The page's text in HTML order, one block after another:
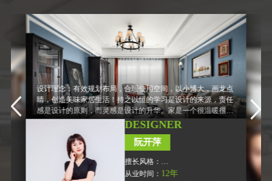
设计理念：设计源
明。用平静的心灵
净化，把气质和品
设计理念：有效规划布局，合理使用空间，以小博大，画龙点
睛，创造美味家居生活！持之以恒的学习是设计的来源，责任
感是设计的原则，而灵感是设计的升华。家是一个很温暖很美
好的词。很多人问过我家是什么，我也经常问自己，现在的我
看来，家在心中；设计不仅要在“情理之中”，还要“出其不
DESIGNER
阮开萍
擅长风格：
美式风格、新中式、地中海、
从业时间： 12年